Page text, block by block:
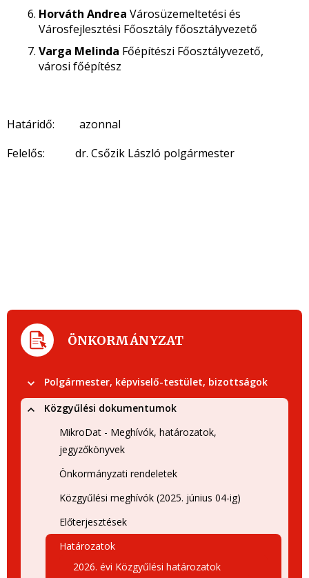
Horváth Andrea Városüzemeltetési és
Városfejlesztési Főosztály főosztályvezető
Varga Melinda Főépítészi Főosztályvezető,
városi főépítész
Határidő: azonnal
Felelős: dr. Csőzik László polgármester
ÖNKORMÁNYZAT
Polgármester, képviselő-testület, bizottságok
Közgyűlési dokumentumok
MikroDat - Meghívók, határozatok,
jegyzőkönyvek
Önkormányzati rendeletek
Közgyűlési meghívók (2025. június 04-ig)
Előterjesztések
Határozatok
2026. évi Közgyűlési határozatok